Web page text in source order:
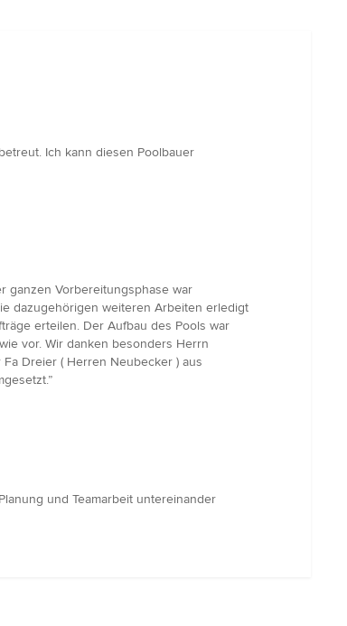
Ich kann diesen Poolbauer
ganzen Vorbereitungsphase war
dazugehörigen weiteren Arbeiten erledigt
erteilen. Der Aufbau des Pools war
vor. Wir danken besonders Herrn
Dreier ( Herren Neubecker ) aus
und Teamarbeit untereinander